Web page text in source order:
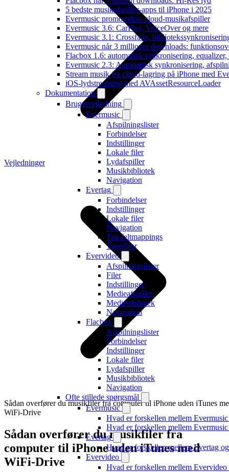
5 bedste musikafspiller-apps til iPhone i 2025
Evermusic promovideo: cloud-musikafspiller
Evermusic 3.6: CarPlay, VoiceOver og mere
Evermusic 3.1: Crossfade,
Evermusic når 3 millioner downloads:
Flacbox 1.6: automatisk synkronisering,
Evermusic 2.3: Automatisk synkronisering,
Stream musik fra cloud-lagring på iPhone med
iOS-lydstreaming med AVAssetResourceLoader
Dokumentation
Brugervejledning
Evermusic
Afspilningslister
Forbindelser
Indstillinger
Lokale filer
Lydafspiller
Musikbibliotek
Navigation
Evertag
Forbindelser
Indstillinger
Lokale filer
Navigation
Tag-feltmappings
Tageditor
Evervideo
Afspilningslister
Filer
Indstillinger
Medieafspiller
Mediebibliotek
Navigation
Flacbox
Afspilningslister
Forbindelser
Indstillinger
Lokale filer
Lydafspiller
Musikbibliotek
Navigation
Ofte stillede spørgsmål
Evermusic
Hvad er forskellen mellem
Hvad er forskellen mellem
Evertag
Hvad er forskellen mellem Evertag
Evervideo
Hvad er forskellen mellem
Vejledninger
Sådan overfører du musikfiler fra computer til iPhone uden iTunes
WiFi-Drive
Sådan overfører du musikfiler fra
computer til iPhone uden iTunes med
WiFi-Drive